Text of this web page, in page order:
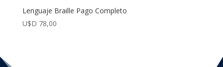
Lenguaje Braille Pago Completo
U$D 78,00